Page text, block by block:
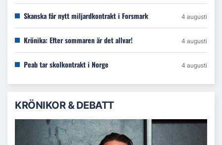
Skanska får nytt miljardkontrakt i Forsmark 4 augusti
Krönika: Efter sommaren är det allvar! 4 augusti
Peab tar skolkontrakt i Norge 4 augusti
KRÖNIKOR & DEBATT